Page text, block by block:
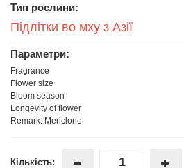
Тип рослини:
Підлітки во мху з Азії
Параметри:
Fragrance
Flower size
Bloom season
Longevity of flower
Remark: Mericlone
Кількість: